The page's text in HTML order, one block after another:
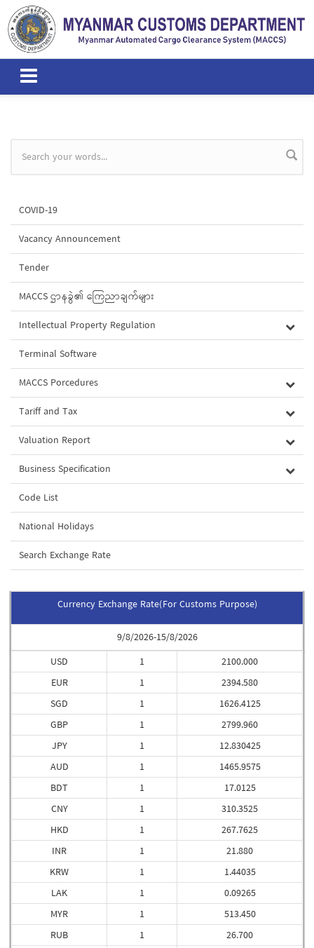
Skip to main content
Search form
COVID-19
Vacancy Announcement
Tender
MACCS ဌာနခွဲ၏ ကြေညာချက်များ
Intellectual Property Regulation
Terminal Software
MACCS Porcedures
Tariff and Tax
Valuation Report
Business Specification
Code List
National Holidays
Search Exchange Rate
Currency Exchange Rate(For Customs Purpose)
9/8/2026-15/8/2026
USD
EUR
SGD
GBP
JPY
AUD
BDT
CNY
HKD
INR
KRW
LAK
MYR
RUB
1
1
1
1
1
1
1
1
1
1
1
1
1
1
2100.000
2394.580
1626.4125
2799.960
12.830425
1465.9575
17.0125
310.3525
267.7625
21.880
1.44035
0.09265
513.450
26.700